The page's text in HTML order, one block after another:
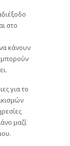
στο
κάνουν
μπορούν
για το
μαζί